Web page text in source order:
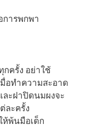
ารพกพา
ครั้ง อย่าใช้
อทำความสะอาด
ละฝาปิดนมผงจะ
ละครั้ง
ห้พ้นมือเด็ก